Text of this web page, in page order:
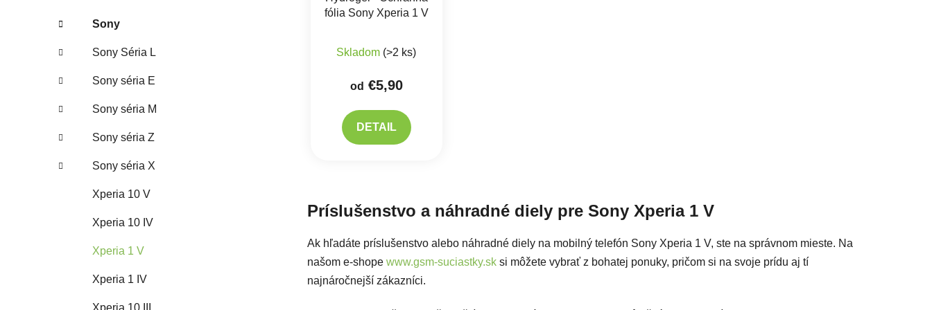
Sony
Sony Séria L
Sony séria E
Sony séria M
Sony séria Z
Sony séria X
Xperia 10 V
Xperia 10 IV
Xperia 1 V
Xperia 1 IV
Xperia 10 III
fólia Sony Xperia 1 V
Skladom (>2 ks)
od €5,90
DETAIL
Príslušenstvo a náhradné diely pre Sony Xperia 1 V
Ak hľadáte príslušenstvo alebo náhradné diely na mobilný telefón Sony Xperia 1 V, ste na správnom mieste. Na
našom e-shope www.gsm-suciastky.sk si môžete vybrať z bohatej ponuky, pričom si na svoje prídu aj tí
najnáročnejší zákazníci.